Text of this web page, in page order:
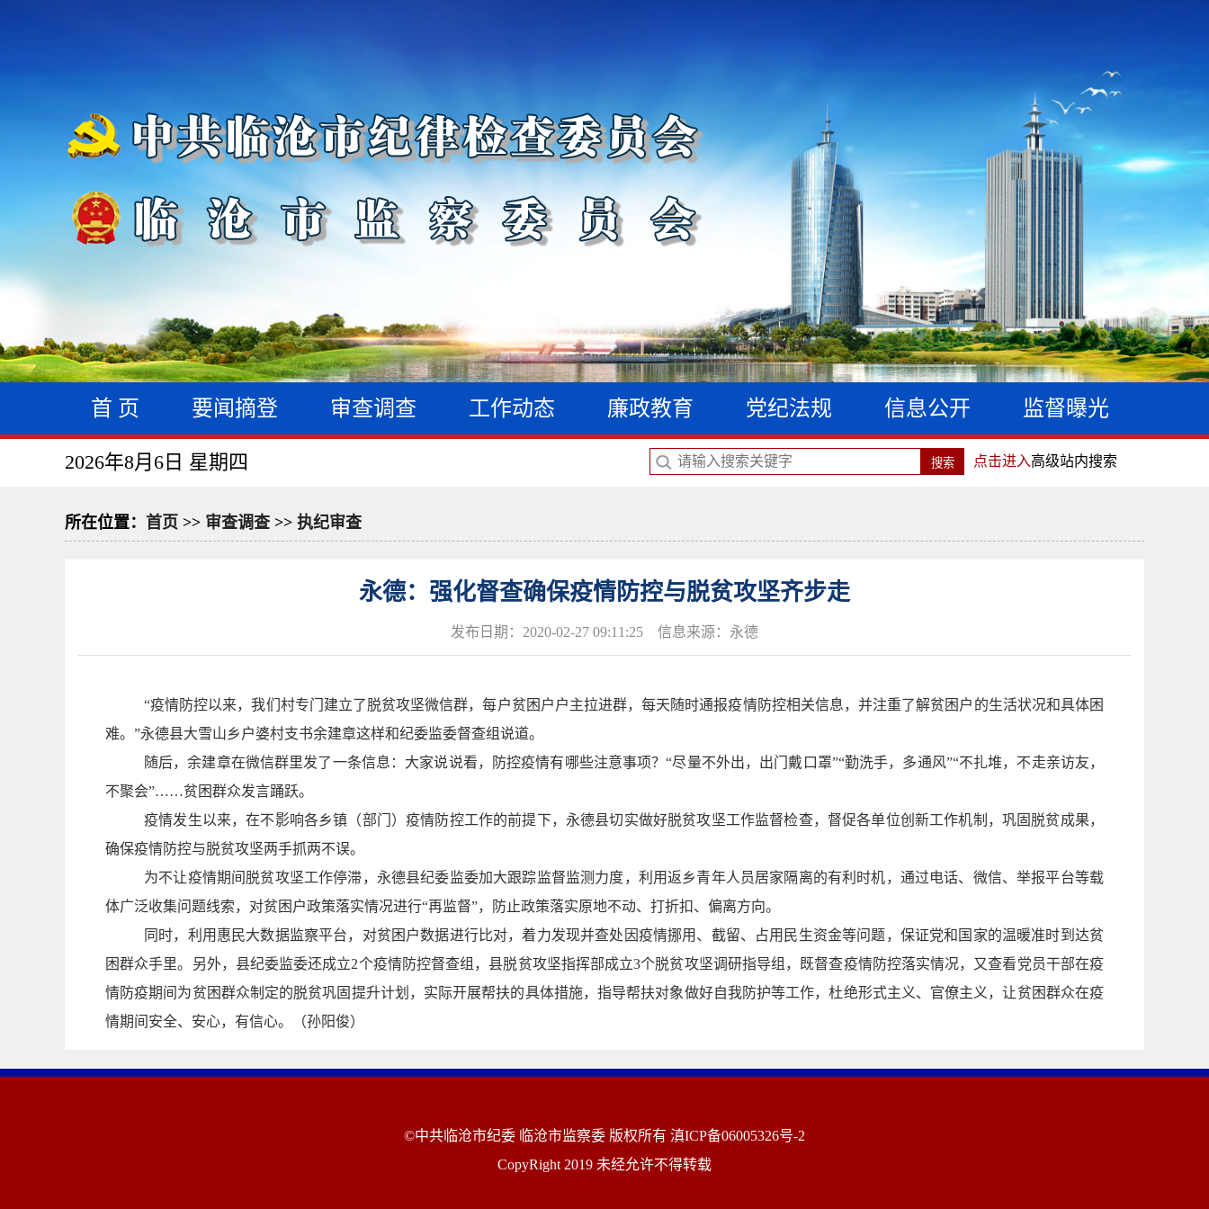
首 页 要闻摘登 审查调查 工作动态 廉政教育 党纪法规 信息公开 监督曝光
2026年8月6日 星期四 点击进入高级站内搜索
所在位置： 首页 >> 审查调查 >> 执纪审查
永德：强化督查确保疫情防控与脱贫攻坚齐步走
发布日期：2020-02-27 09:11:25 信息来源：永德
“疫情防控以来，我们村专门建立了脱贫攻坚微信群，每户贫困户户主拉进群，每天随时通报疫情防控相关信息，并注重了解贫困户的生活状况和具体困
难。”永德县大雪山乡户婆村支书余建章这样和纪委监委督查组说道。
随后，余建章在微信群里发了一条信息：大家说说看，防控疫情有哪些注意事项？“尽量不外出，出门戴口罩”“勤洗手，多通风”“不扎堆，不走亲访友，
不聚会”……贫困群众发言踊跃。
疫情发生以来，在不影响各乡镇（部门）疫情防控工作的前提下，永德县切实做好脱贫攻坚工作监督检查，督促各单位创新工作机制，巩固脱贫成果，
确保疫情防控与脱贫攻坚两手抓两不误。
为不让疫情期间脱贫攻坚工作停滞，永德县纪委监委加大跟踪监督监测力度，利用返乡青年人员居家隔离的有利时机，通过电话、微信、举报平台等载
体广泛收集问题线索，对贫困户政策落实情况进行“再监督”，防止政策落实原地不动、打折扣、偏离方向。
同时，利用惠民大数据监察平台，对贫困户数据进行比对，着力发现并查处因疫情挪用、截留、占用民生资金等问题，保证党和国家的温暖准时到达贫
困群众手里。另外，县纪委监委还成立2个疫情防控督查组，县脱贫攻坚指挥部成立3个脱贫攻坚调研指导组，既督查疫情防控落实情况，又查看党员干部在疫
情防疫期间为贫困群众制定的脱贫巩固提升计划，实际开展帮扶的具体措施，指导帮扶对象做好自我防护等工作，杜绝形式主义、官僚主义，让贫困群众在疫
情期间安全、安心，有信心。
（孙阳俊）
©中共临沧市纪委 临沧市监察委 版权所有 滇ICP备06005326号-2
CopyRight 2019 未经允许不得转载